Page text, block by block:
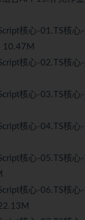
核心-01.TS核心
10.47M
核心-02.TS核心
核心-03.TS核心
核心-04.TS核心
核心-05.TS核心
核心-06.TS核心